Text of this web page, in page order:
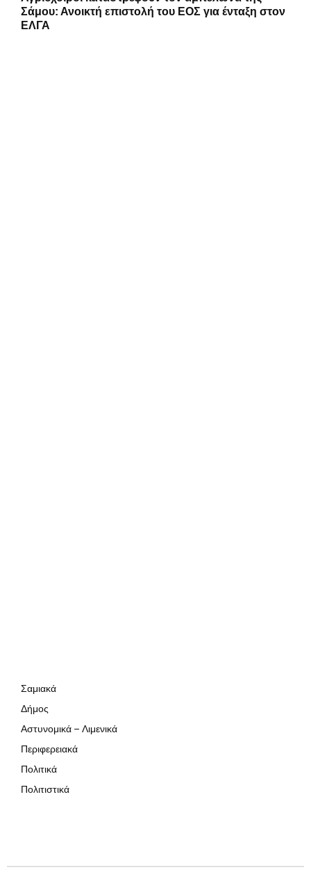
Σάμου: Ανοικτή επιστολή του ΕΟΣ για ένταξη στον
ΕΛΓΑ
Σαμιακά
Δήμος
Αστυνομικά – Λιμενικά
Περιφερειακά
Πολιτικά
Πολιτιστικά